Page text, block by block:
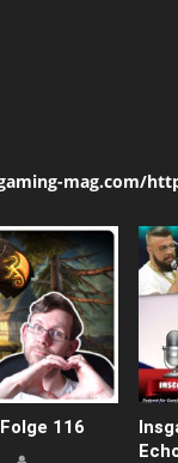
mag.com/
116